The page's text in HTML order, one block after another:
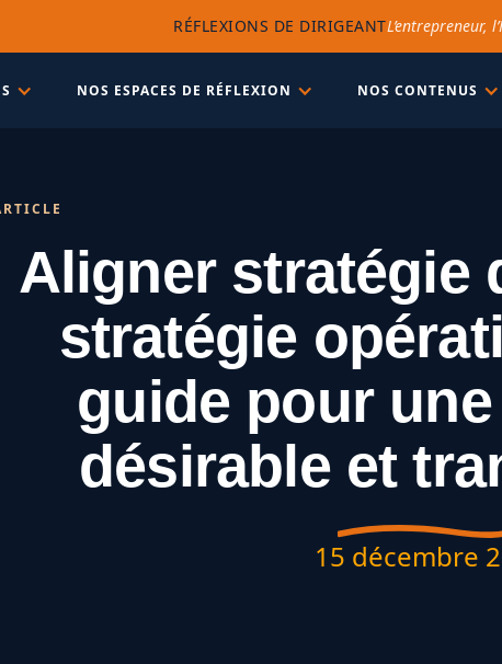
RÉFLEXIONS DE DIRIGEANTL’entrepreneur,
NOS ESPACES DE RÉFLEXION NOS CONTENUS
Aligner stratégie
stratégie
guide pour
désirable et
15 décembre